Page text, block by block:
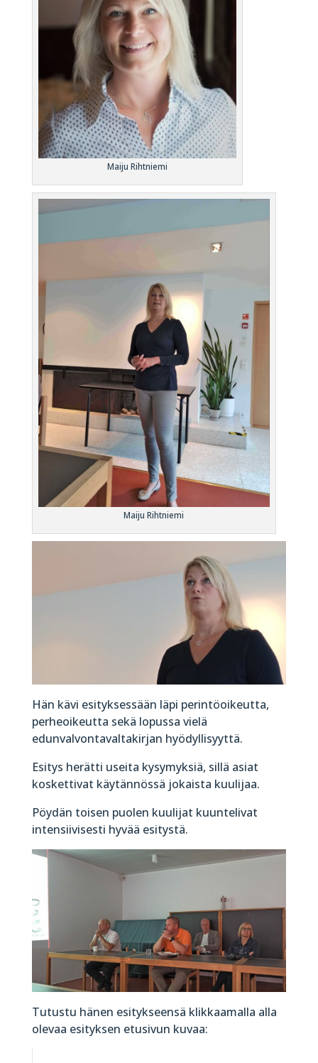
Maiju Rihtniemi
Maiju Rihtniemi
Hän kävi esityksessään läpi perintöoikeutta,
perheoikeutta sekä lopussa vielä
edunvalvontavaltakirjan hyödyllisyyttä.
Esitys herätti useita kysymyksiä, sillä asiat
koskettivat käytännössä jokaista kuulijaa.
Pöydän toisen puolen kuulijat kuuntelivat
intensiivisesti hyvää esitystä.
Tutustu hänen esitykseensä klikkaamalla alla
olevaa esityksen etusivun kuvaa: